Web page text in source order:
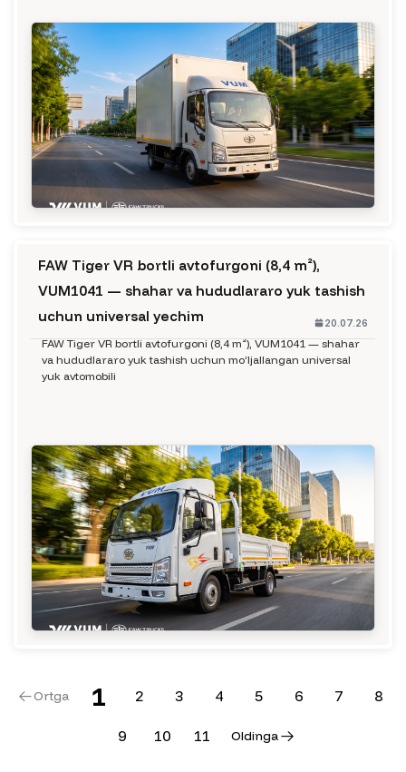
FAW Tiger VR bortli avtofurgoni (8,4 m²),
VUM1041 — shahar va hududlararo yuk tashish
uchun universal yechim
20.07.26
FAW Tiger VR bortli avtofurgoni (8,4 m²), VUM1041 — shahar
va hududlararo yuk tashish uchun mo‘ljallangan universal
yuk avtomobili
Ortga 1 2 3 4 5 6 7 8
9 10 11 Oldinga